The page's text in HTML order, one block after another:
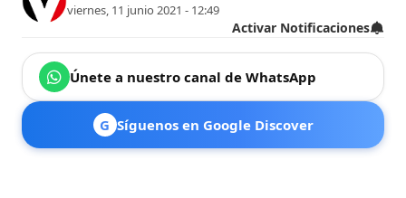
viernes, 11 junio 2021 - 12:49
Activar Notificaciones
Únete a nuestro canal de WhatsApp
G Síguenos en Google Discover